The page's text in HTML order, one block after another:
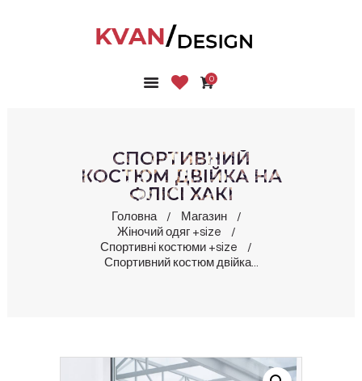
0
СПОРТИВНИЙ
КОСТЮМ ДВІЙКА НА
ФЛІСІ ХАКІ
Головна
Магазин
Жіночий одяг +size
Спортивні костюми +size
Спортивний костюм двійка...
ГОЛОВНА
ПРО НАС
КОНТАКТИ
КАБІНЕТ